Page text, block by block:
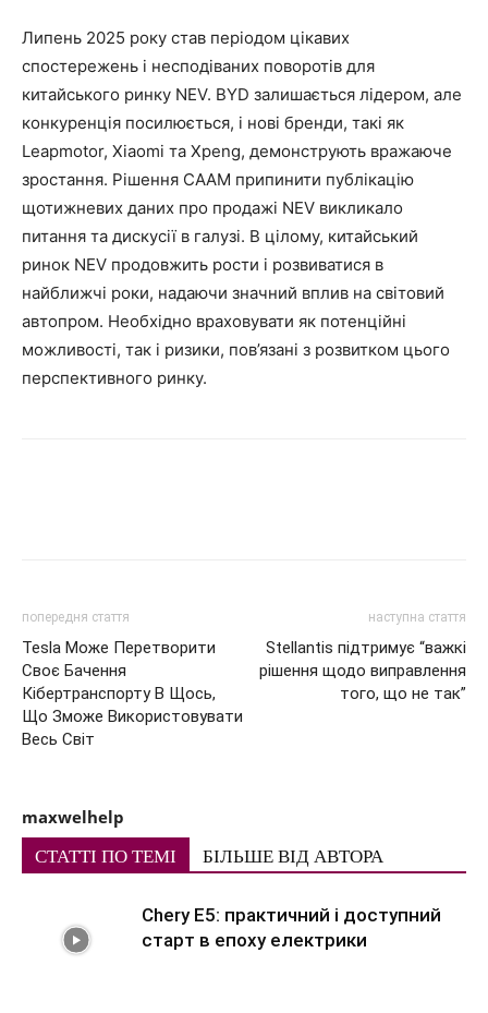
Липень 2025 року став періодом цікавих
спостережень і несподіваних поворотів для
китайського ринку NEV. BYD залишається лідером, але
конкуренція посилюється, і нові бренди, такі як
Leapmotor, Xiaomi та Xpeng, демонструють вражаюче
зростання. Рішення CAAM припинити публікацію
щотижневих даних про продажі NEV викликало
питання та дискусії в галузі. В цілому, китайський
ринок NEV продовжить рости і розвиватися в
найближчі роки, надаючи значний вплив на світовий
автопром. Необхідно враховувати як потенційні
можливості, так і ризики, пов’язані з розвитком цього
перспективного ринку.
попередня стаття
Tesla Може Перетворити
Своє Бачення
Кібертранспорту В Щось,
Що Зможе Використовувати
Весь Світ
наступна стаття
Stellantis підтримує “важкі
рішення щодо виправлення
того, що не так”
maxwelhelp
СТАТТІ ПО ТЕМІ БІЛЬШЕ ВІД АВТОРА
Chery E5: практичний і доступний
старт в епоху електрики